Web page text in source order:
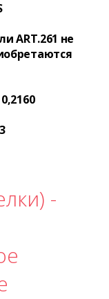
ART.261 не
0,2160
-